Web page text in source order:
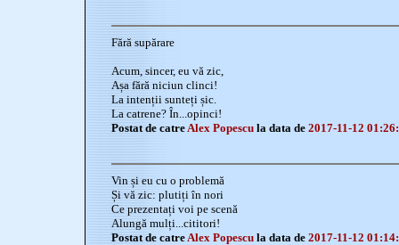
Fără supărare
Acum, sincer, eu vă zic,
Așa fără niciun clinci!
La intenții sunteți șic.
La catrene? În...opinci!
Postat de catreAlex Popescu la data de 2017-11-12
Vin și eu cu o problemă
Și vă zic: plutiți în nori
Ce prezentați voi pe scenă
Alungă mulți...cititori!
Postat de catreAlex Popescu la data de 2017-11-12